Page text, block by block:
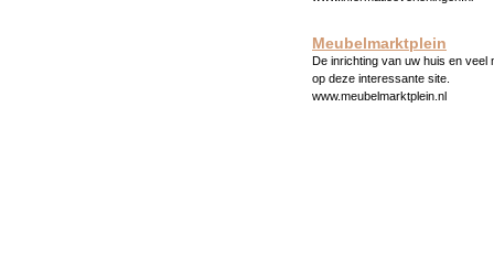
Meubelmarktplein
De inrichting van uw huis en veel
op deze interessante site.
www.meubelmarktplein.nl